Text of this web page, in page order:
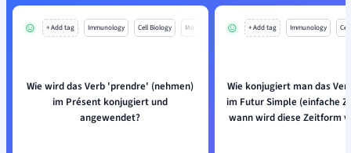
+ Add tag Immunology Cell Biology Mo
Wie wird das Verb 'prendre' (nehmen)
im Présent konjugiert und
angewendet?
+ Add tag Immunology
Wie konjugiert man das
im Futur Simple (einfache
wann wird diese Zeitform